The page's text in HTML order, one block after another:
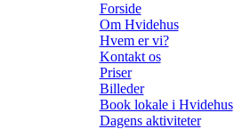
Forside
Om Hvidehus
Hvem er vi?
Kontakt os
Priser
Billeder
Book lokale i Hvidehus
Dagens aktiviteter